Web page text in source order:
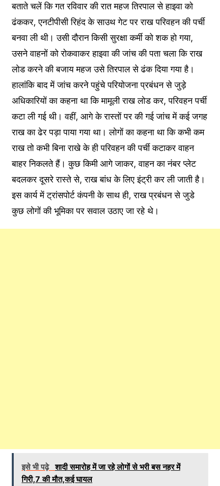
बताते चलें कि गत रविवार की रात महज तिरपाल से हाइवा को
ढंककर, एनटीपीसी रिहंद के साउथ गेट पर राख परिवहन की पर्ची
बनवा ली थी। उसी दौरान किसी सुरक्षा कर्मी को शक हो गया,
उसने वाहनों को रोकवाकर हाइवा की जांच की पता चला कि राख
लोड करने की बजाय महज उसे तिरपाल से ढंक दिया गया है।
हालांकि बाद में जांच करने पहुंचे परियोजना प्रबंधन से जुड़े
अधिकारियों का कहना था कि मामूली राख लोड कर, परिवहन पर्ची
कटा ली गई थी। वहीं, आगे के रास्तों पर की गई जांच में कई जगह
राख का ढेर पड़ा पाया गया था। लोगों का कहना था कि कभी कम
राख तो कभी बिना राखे के ही परिवहन की पर्ची कटाकर वाहन
बाहर निकलते हैं। कुछ किमी आगे जाकर, वाहन का नंबर प्लेट
बदलकर दूसरे रास्ते से, राख बांध के लिए इंट्री कर ली जाती है।
इस कार्य में ट्रांसपोर्ट कंपनी के साथ ही, राख प्रबंधन से जुडे
कुछ लोगों की भूमिका पर सवाल उठाए जा रहे थे।
इसे भी पढ़े शादी समारोह में जा रहे लोगों से भरी बस नहर में
गिरी,7 की मौत,कई घायल